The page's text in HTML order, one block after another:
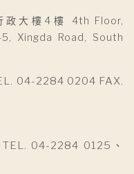
政大樓4樓 4th Floor,
Xingda Road, South
04-2284 0204 FAX.
04-2284 0125、